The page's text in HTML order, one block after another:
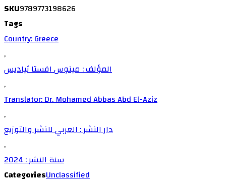
SKU9789773198626
Tags
Country: Greece
,
المؤلف : مينوس افستا ثياديس
,
Translator: Dr. Mohamed Abbas Abd El-Aziz
,
دار النشر : العربي للنشر والتوزيع
,
سنة النشر : 2024
CategoriesUnclassified